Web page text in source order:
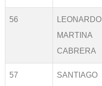
56
LEONARDO
MARTINA
CABRERA
57
SANTIAGO